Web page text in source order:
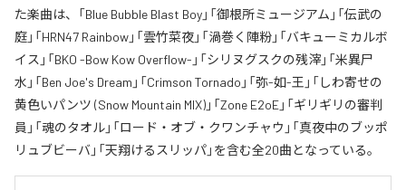
た楽曲は、「Blue Bubble Blast Boy」「御根所ミュージアム」「伝武の
庭」「HRN47 Rainbow」「雲竹菜夜」「渦巻く陣粉」「バキューミカルボ
イス」「BKO -Bow Kow Overflow-」「シリヌグスクの残滓」「米異尸
水」「Ben Joe's Dream」「Crimson Tornado」「弥-如-王」「しわ寄せの
黄色いパンツ (Snow Mountain MIX)」「Zone E2oE」「ギリギリの審判
員」「魂のタオル」「ロード・オブ・クワンチャウ」「真夜中のブッポ
リュブビーバ」「天翔けるスリッパ」を含む全20曲となっている。